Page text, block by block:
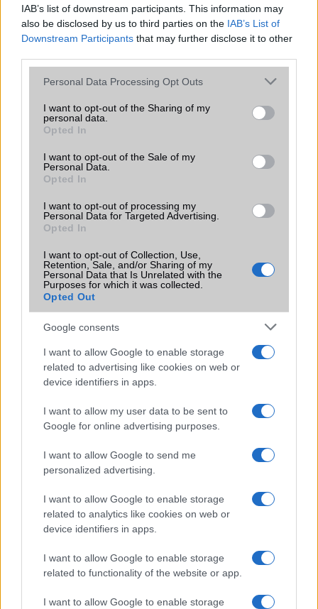
IAB’s list of downstream participants. This information may
also be disclosed by us to third parties on the IAB’s List of
Downstream Participants that may further disclose it to other
Please note that this website/app uses one or more Google
not limited to your visit or usage behaviour. You may click to
grant or deny consent to Google and its third-party tags to
use your data for below specified purposes in below Google
consent section.
Personal Data Processing Opt Outs
I want to opt-out of the Sharing of my
personal data.
Opted In
I want to opt-out of the Sale of my
Personal Data.
Opted In
I want to opt-out of processing my
Personal Data for Targeted Advertising.
Opted In
I want to opt-out of Collection, Use,
Retention, Sale, and/or Sharing of my
Personal Data that Is Unrelated with the
Purposes for which it was collected.
Opted Out
Google consents
I want to allow Google to enable storage
related to advertising like cookies on web or
device identifiers in apps.
I want to allow my user data to be sent to
Google for online advertising purposes.
I want to allow Google to send me
personalized advertising.
I want to allow Google to enable storage
related to analytics like cookies on web or
device identifiers in apps.
I want to allow Google to enable storage
related to functionality of the website or app.
I want to allow Google to enable storage
Böngésszen tovább legfrissebb híreink között!
Új és Használt GSM kiemelt ajánlatok
Samsung Galaxy S26
Euro Gsm
267.000 Ft (új)
Samsung Galaxy S26
245.000 Ft (új)